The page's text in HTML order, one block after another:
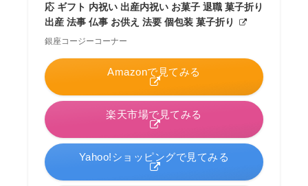
応 ギフト 内祝い 出産内祝い お菓子 退職 菓子折り
出産 法事 仏事 お供え 法要 個包装 菓子折り
銀座コージーコーナー
Amazonで見てみる
楽天市場で見てみる
Yahoo!ショッピングで見てみる